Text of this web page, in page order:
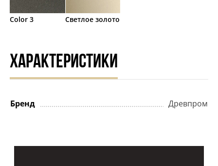
Color 3 Светлое золото
ХАРАКТЕРИСТИКИ
Бренд Древпром